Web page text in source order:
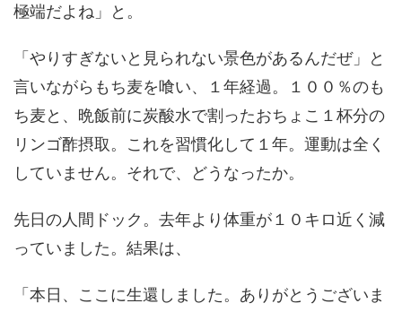
極端だよね」と。
「やりすぎないと見られない景色があるんだぜ」と
言いながらもち麦を喰い、１年経過。１００％のも
ち麦と、晩飯前に炭酸水で割ったおちょこ１杯分の
リンゴ酢摂取。これを習慣化して１年。運動は全く
していません。それで、どうなったか。
先日の人間ドック。去年より体重が１０キロ近く減
っていました。結果は、
「本日、ここに生還しました。ありがとうございま